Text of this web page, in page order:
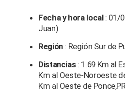
Fecha y hora local: 01/
Juan)
Región: Región Sur de
Distancias: 1.69 Km al
Km al Oeste-Noroeste
Km al Oeste de